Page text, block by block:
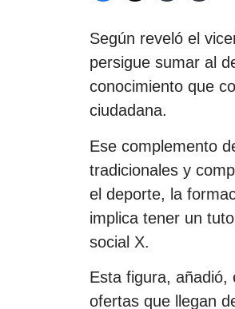
Según reveló el
persigue sumar al
conocimiento que
ciudadana.
Ese complemento
tradicionales y
el deporte, la
implica tener un
social X.
Esta figura, añadió,
ofertas que llegan